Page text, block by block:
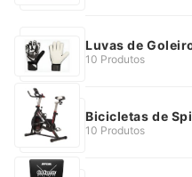
Luvas de
10 Produtos
Bicicletas de
10 Produtos